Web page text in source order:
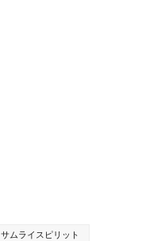
サムライスピリット